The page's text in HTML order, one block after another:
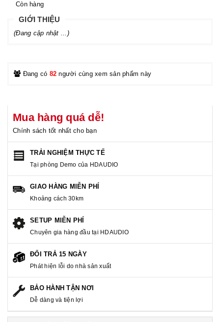
Còn hàng
GIỚI THIỆU
(Đang cập nhật ...)
Đang có 82 người cùng xem sản phẩm này
Mua hàng quá dễ!
Chính sách tốt nhất cho bạn
TRẢI NGHIỆM THỰC TẾ
Tại phòng Demo của HDAUDIO
GIAO HÀNG MIỄN PHÍ
Khoảng cách 30km
SETUP MIỄN PHÍ
Chuyên gia hàng đầu tại HDAUDIO
ĐỔI TRẢ 15 NGÀY
Phát hiện lỗi do nhà sản xuất
BẢO HÀNH TẬN NƠI
Dễ dàng và tiện lợi